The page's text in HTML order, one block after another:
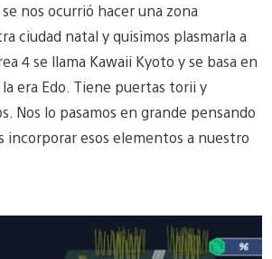
nos ocurrió hacer una zona
ciudad natal y quisimos plasmarla a
4 se llama Kawaii Kyoto y se basa en
era Edo. Tiene puertas torii y
Nos lo pasamos en grande pensando
incorporar esos elementos a nuestro